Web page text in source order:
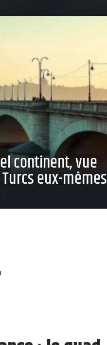
continent, vue
Turcs eux-mêmes